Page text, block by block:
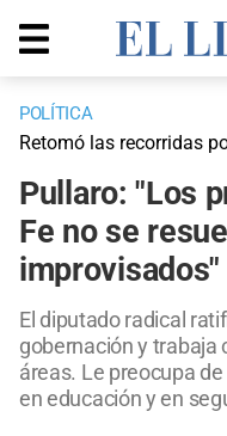
POLÍTICA
Retomó las recorridas
Pullaro: "Los
Fe no se
improvisados"
El diputado radical
gobernación y trabaja
áreas. Le preocupa
en educación y en